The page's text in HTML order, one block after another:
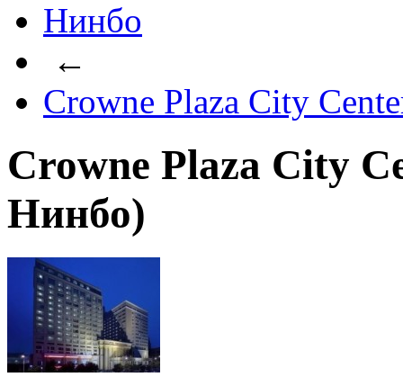
Нинбо
←
Crowne Plaza City
Crowne Plaza City
Нинбо)